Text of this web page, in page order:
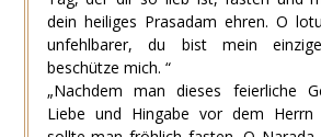
dein heiliges Prasadam ehren. O
unfehlbarer, du bist mein
beschütze mich. “
„Nachdem man dieses feierliche
Liebe und Hingabe vor dem Herrn